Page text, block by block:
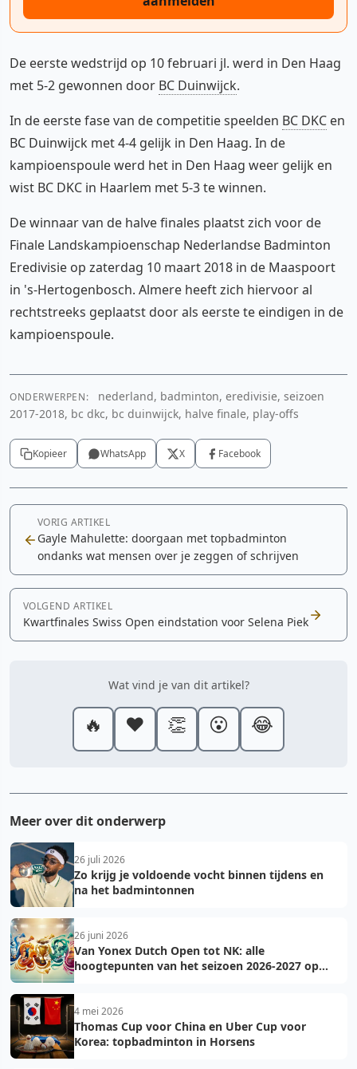
De eerste wedstrijd op 10 februari jl. werd in Den Haag
met 5-2 gewonnen door BC Duinwijck.
In de eerste fase van de competitie speelden BC DKC en
BC Duinwijck met 4-4 gelijk in Den Haag. In de
kampioenspoule werd het in Den Haag weer gelijk en
wist BC DKC in Haarlem met 5-3 te winnen.
De winnaar van de halve finales plaatst zich voor de
Finale Landskampioenschap Nederlandse Badminton
Eredivisie op zaterdag 10 maart 2018 in de Maaspoort
in 's-Hertogenbosch. Almere heeft zich hiervoor al
rechtstreeks geplaatst door als eerste te eindigen in de
kampioenspoule.
ONDERWERPEN:
nederland, badminton, eredivisie, seizoen
2017-2018, bc dkc, bc duinwijck, halve finale, play-offs
Kopieer WhatsApp X Facebook
VORIG ARTIKEL
Gayle Mahulette: doorgaan met topbadminton
ondanks wat mensen over je zeggen of schrijven
VOLGEND ARTIKEL
Kwartfinales Swiss Open eindstation voor Selena Piek
Wat vind je van dit artikel?
🔥 ❤️ 👏 😮 😂
Meer over dit onderwerp
26 juli 2026
Zo krijg je voldoende vocht binnen tijdens en
na het badmintonnen
26 juni 2026
Van Yonex Dutch Open tot NK: alle
hoogtepunten van het seizoen 2026-2027 op
4 mei 2026
Thomas Cup voor China en Uber Cup voor
Korea: topbadminton in Horsens